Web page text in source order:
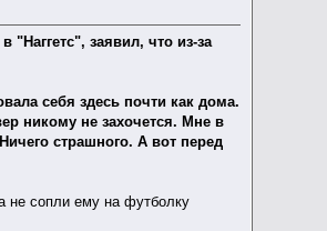
заявил, что из-за
себя здесь почти как дома.
никому не захочется. Мне в
страшного. А вот перед
не сопли ему на футболку